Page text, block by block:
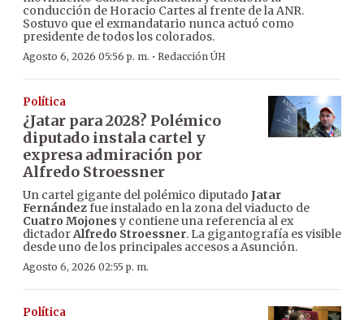
conducción de Horacio Cartes al frente de la ANR.
Sostuvo que el exmandatario nunca actuó como
presidente de todos los colorados.
Agosto 6, 2026 05:56 p. m. · Redacción ÚH
Política
¿Jatar para 2028? Polémico
diputado instala cartel y
expresa admiración por
Alfredo Stroessner
Un cartel gigante del polémico diputado Jatar
Fernándezfue instalado en la zona del viaducto de
Cuatro Mojones y contiene una referencia al ex
dictadorAlfredo Stroessner. La gigantografía es visible
desde uno de los principales accesos a Asunción.
Agosto 6, 2026 02:55 p. m.
Política